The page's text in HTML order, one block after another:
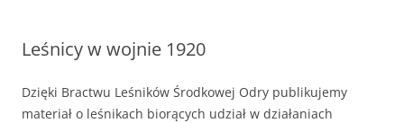
Leśnicy w wojnie 1920
Dzięki Bractwu Leśników Środkowej Odry publikujemy
materiał o leśnikach biorących udział w działaniach